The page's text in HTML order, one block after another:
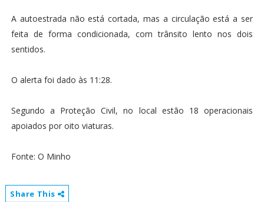
A autoestrada não está cortada, mas a circulação está a ser
feita de forma condicionada, com trânsito lento nos dois
sentidos.
O alerta foi dado às 11:28.
Segundo a Proteção Civil, no local estão 18 operacionais
apoiados por oito viaturas.
Fonte: O Minho
Share This